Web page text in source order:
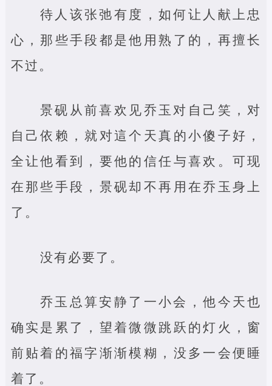
待人该张弛有度，如何让人献上忠
心，那些手段都是他用熟了的，再擅长
不过。
景砚从前喜欢见乔玉对自己笑，对
自己依赖，就对這个天真的小傻子好，
全让他看到，要他的信任与喜欢。可现
在那些手段，景砚却不再用在乔玉身上
了。
没有必要了。
乔玉总算安静了一小会，他今天也
确实是累了，望着微微跳跃的灯火，窗
前贴着的福字渐渐模糊，没多一会便睡
着了。